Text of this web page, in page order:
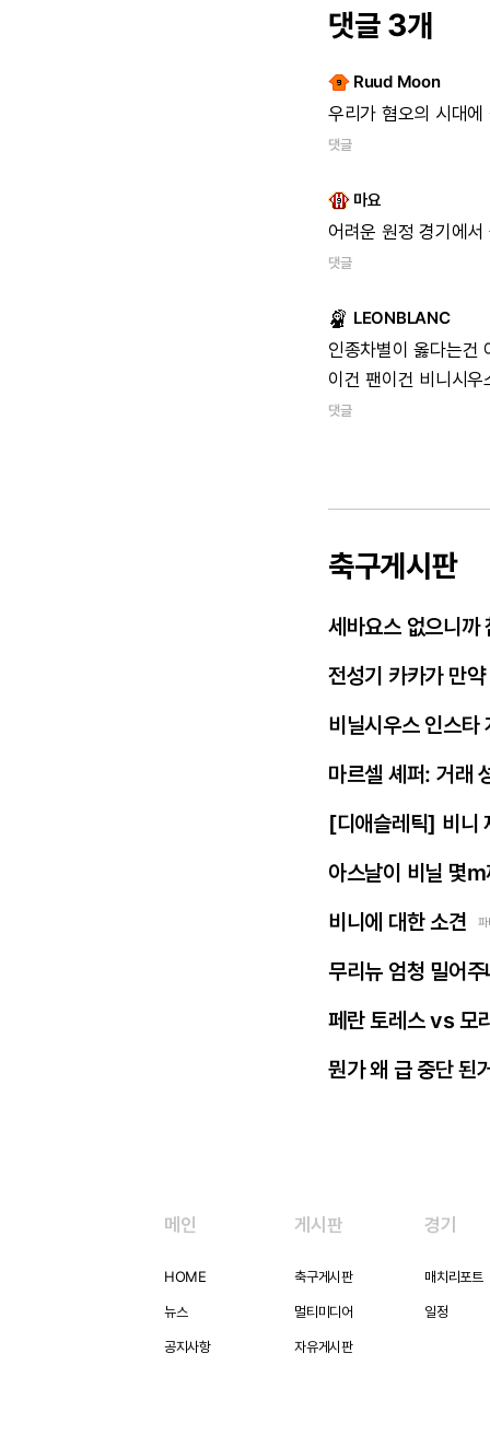
댓글 3개
Ruud Moon
우리가 혐오의 시대에
댓글
마요
어려운 원정 경기에서
댓글
LEONBLANC
인종차별이 옳다는건
이건팬이건 비니시우
댓글
축구게시판
세바요스 없으니까
전성기 카카가 만
비닐시우스 인스타
마르셀 셰퍼: 거래
[디애슬레틱] 비니
아스날이 비닐 몇
비니에 대한 소견
무리뉴 엄청 밀어
페란 토레스 vs 모
뭔가 왜 급 중단 된
메인
HOME
뉴스
공지사항
게시판
축구게시판
멀티미디어
자유게시판
경기
매치리포트
일정